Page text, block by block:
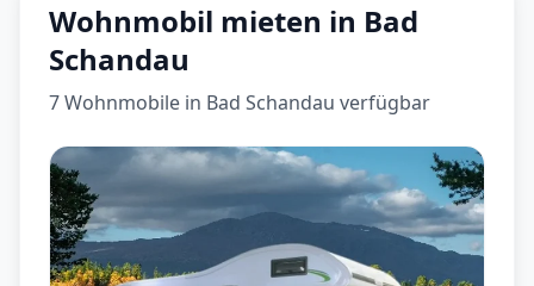
Wohnmobil mieten in Bad
Schandau
7 Wohnmobile in Bad Schandau verfügbar